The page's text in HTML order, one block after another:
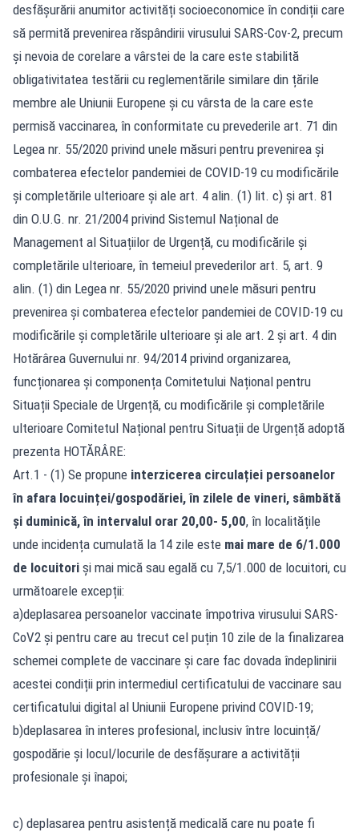
desfășurării anumitor activități socioeconomice în condiții care
să permită prevenirea răspândirii virusului SARS-Cov-2, precum
și nevoia de corelare a vârstei de la care este stabilită
obligativitatea testării cu reglementările similare din țările
membre ale Uniunii Europene și cu vârsta de la care este
permisă vaccinarea, în conformitate cu prevederile art. 71 din
Legea nr. 55/2020 privind unele măsuri pentru prevenirea și
combaterea efectelor pandemiei de COVID-19 cu modificările
și completările ulterioare și ale art. 4 alin. (1) lit. c) și art. 81
din O.U.G. nr. 21/2004 privind Sistemul Național de
Management al Situațiilor de Urgență, cu modificările și
completările ulterioare, în temeiul prevederilor art. 5, art. 9
alin. (1) din Legea nr. 55/2020 privind unele măsuri pentru
prevenirea şi combaterea efectelor pandemiei de COVID-19 cu
modificările și completările ulterioare și ale art. 2 și art. 4 din
Hotărârea Guvernului nr. 94/2014 privind organizarea,
funcționarea și componența Comitetului Național pentru
Situații Speciale de Urgență, cu modificările și completările
ulterioare Comitetul Național pentru Situații de Urgență adoptă
prezenta HOTĂRÂRE:
Art.1 - (1) Se propune interzicerea circulației persoanelor
în afara locuinței/gospodăriei, în zilele de vineri, sâmbătă
și duminică, în intervalul orar 20,00- 5,00, în localitățile
unde incidența cumulată la 14 zile este mai mare de 6/1.000
de locuitori și mai mică sau egală cu 7,5/1.000 de locuitori, cu
următoarele excepții:
a)deplasarea persoanelor vaccinate împotriva virusului SARS-
CoV2 și pentru care au trecut cel puțin 10 zile de la finalizarea
schemei complete de vaccinare și care fac dovada îndeplinirii
acestei condiții prin intermediul certificatului de vaccinare sau
certificatului digital al Uniunii Europene privind COVID-19;
b)deplasarea în interes profesional, inclusiv între locuință/
gospodărie și locul/locurile de desfășurare a activității
profesionale și înapoi;
c) deplasarea pentru asistență medicală care nu poate fi